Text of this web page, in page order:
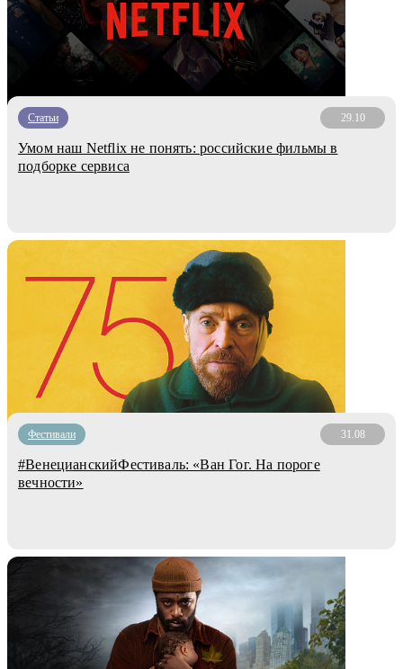
Статьи 29.10
Умом наш Netflix не понять: российские фильмы в
подборке сервиса
Фестивали 31.08
#ВенецианскийФестиваль: «Ван Гог. На пороге
вечности»